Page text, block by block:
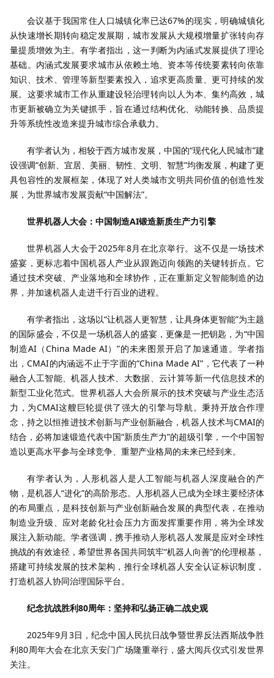
会议基于我国常住人口城镇化率已达67%的现实，明确城镇化
从快速增长期转向稳定发展期，城市发展从大规模增量扩张转向存
量提质增效为主。有学者指出，这一判断为内涵式发展提供了理论
基础。内涵式发展要求城市从依赖土地、资本等传统要素转向依靠
知识、技术、管理等新型要素投入，追求更高质量、更可持续的发
展。这要求城市工作从重建设轻治理转向以人为本、集约高效，城
市更新被确立为关键抓手，旨在通过结构优化、动能转换、品质提
升等系统性改造来提升城市综合承载力。
有学者认为，相较于西方城市发展，中国的“现代化人民城市”建
设强调“创新、宜居、美丽、韧性、文明、智慧”均衡发展，构建了更
具包容性的发展框架，体现了对人类城市文明共同价值的创造性发
展，为世界城市发展贡献“中国解法”。
世界机器人大会：中国制造AI锻造新质生产力引擎
世界机器人大会于2025年8月在北京举行。这不仅是一场技术
盛宴，更标志着中国机器人产业从跟跑迈向领跑的关键转折点。它
通过技术突破、产业落地和全球协作，正在重新定义智能制造的边
界，并加速机器人走进千行百业的进程。
有学者指出，这场以“让机器人更智慧，让具身体更智能”为主题
的国际盛会，不仅是一场机器人的盛宴，更像是一把钥匙，为“中国
制造AI（China Made AI）”的未来图景开启了加速通道。学者指
出，CMAI的内涵远不止于字面的“China Made AI”，它代表了一种
融合人工智能、机器人技术、大数据、云计算等新一代信息技术的
新型工业化范式。世界机器人大会所展示的技术突破与产业生态活
力，为CMAI这艘巨轮提供了强大的引擎与导航。秉持开放合作理
念，持之以恒推进技术创新与产业创新融合，机器人技术与CMAI的
结合，必将加速锻造代表中国“新质生产力”的超级引擎，一个中国智
造以更高水平参与全球竞争、重塑产业格局的未来已经到来。
有学者认为，人形机器人是人工智能与机器人深度融合的产
物，是机器人“进化”的高阶形态。人形机器人已成为全球主要经济体
的布局重点，是科技创新与产业创新融合发展的典型代表，在推动
制造业升级、应对老龄化社会压力方面发挥重要作用，将为全球发
展注入新动能。学者强调，携手推动人形机器人发展是应对全球性
挑战的有效途径，希望世界各国共同筑牢“机器人向善”的伦理根基，
搭建可持续发展的技术架构，推行全球机器人安全认证标识制度，
打造机器人协同治理国际平台。
纪念抗战胜利80周年：坚持和弘扬正确二战史观
2025年9月3日，纪念中国人民抗日战争暨世界反法西斯战争胜
利80周年大会在北京天安门广场隆重举行，盛大阅兵仪式引发世界
关注。